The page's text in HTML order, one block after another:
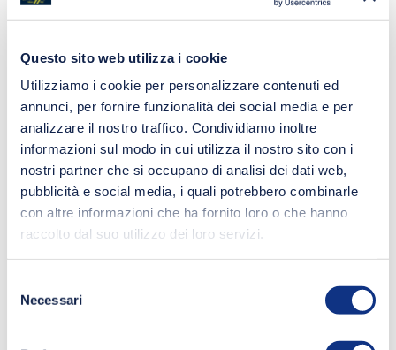
Questo sito web utilizza i cookie
Utilizziamo i cookie per personalizzare contenuti ed
annunci, per fornire funzionalità dei social media e per
analizzare il nostro traffico. Condividiamo inoltre
informazioni sul modo in cui utilizza il nostro sito con i
nostri partner che si occupano di analisi dei dati web,
pubblicità e social media, i quali potrebbero combinarle
con altre informazioni che ha fornito loro o che hanno
raccolto dal suo utilizzo dei loro servizi.
delNecessari